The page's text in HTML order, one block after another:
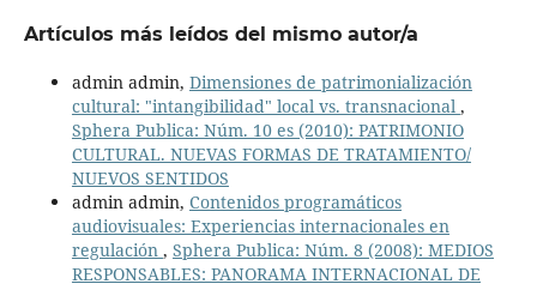
Artículos más leídos del mismo autor/a
admin admin, Dimensiones de patrimonialización
cultural: "intangibilidad" local vs. transnacional ,
Sphera Publica: Núm. 10 es (2010): PATRIMONIO
CULTURAL. NUEVAS FORMAS DE TRATAMIENTO/
NUEVOS SENTIDOS
admin admin, Contenidos programáticos
audiovisuales: Experiencias internacionales en
regulación , Sphera Publica: Núm. 8 (2008): MEDIOS
RESPONSABLES: PANORAMA INTERNACIONAL DE